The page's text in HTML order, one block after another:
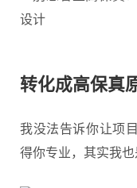
转化成高保真
我没法告诉你让项
得你专业，其实我也